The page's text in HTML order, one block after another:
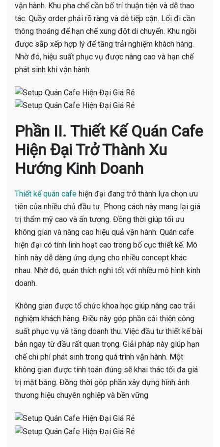
vận hành. Khu pha chế cần bố trí thuận tiện và dễ thao
tác. Quầy order phải rõ ràng và dễ tiếp cận. Lối đi cần
thông thoáng để hạn chế xung đột di chuyển. Khu ngồi
được sắp xếp hợp lý để tăng trải nghiệm khách hàng.
Nhờ đó, hiệu suất phục vụ được nâng cao và hạn chế
phát sinh khi vận hành.
Phần II. Thiết Kế Quán Cafe
Hiện Đại Trở Thành Xu
Hướng Kinh Doanh
Thiết kế quán cafe hiện đại đang trở thành lựa chọn ưu
tiên của nhiều chủ đầu tư. Phong cách này mang lại giá
trị thẩm mỹ cao và ấn tượng. Đồng thời giúp tối ưu
không gian và nâng cao hiệu quả vận hành. Quán cafe
hiện đại có tính linh hoạt cao trong bố cục thiết kế. Mô
hình này dễ dàng ứng dụng cho nhiều concept khác
nhau. Nhờ đó, quán thích nghi tốt với nhiều mô hình kinh
doanh.
Không gian được tổ chức khoa học giúp nâng cao trải
nghiệm khách hàng. Điều này góp phần cải thiện công
suất phục vụ và tăng doanh thu. Việc đầu tư thiết kế bài
bản ngay từ đầu rất quan trọng. Giải pháp này giúp hạn
chế chi phí phát sinh trong quá trình vận hành. Một
không gian được tính toán đúng sẽ khai thác tối đa giá
trị mặt bằng. Đồng thời góp phần xây dựng hình ảnh
thương hiệu chuyên nghiệp và bền vững.